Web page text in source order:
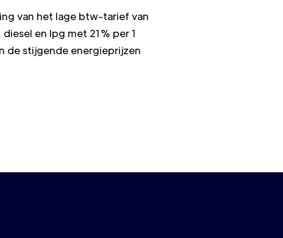
van het lage btw-tarief van
en lpg met 21% per 1
de stijgende energieprijzen